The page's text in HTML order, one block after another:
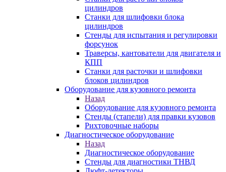
цилиндров
Станки для шлифовки блока
цилиндров
Стенды для испытания и регулировки
форсунок
Траверсы, кантователи для двигателя и
КПП
Станки для расточки и шлифовки
блоков цилиндров
Оборудование для кузовного ремонта
Назад
Оборудование для кузовного ремонта
Стенды (стапели) для правки кузовов
Рихтовочные наборы
Диагностическое оборудование
Назад
Диагностическое оборудование
Стенды для диагностики ТНВД